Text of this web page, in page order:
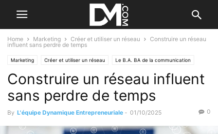
Home Marketing Créer et utiliser un réseau
Construire un réseau
influent sans perdre de temps
Marketing Créer et utiliser un réseau Le B.A. BA de la communication
Construire un réseau influent
sans perdre de temps
By L'équipe Dynamique Entrepreneuriale - 01/10/2025 0